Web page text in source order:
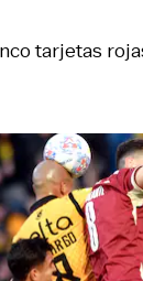
tarjetas